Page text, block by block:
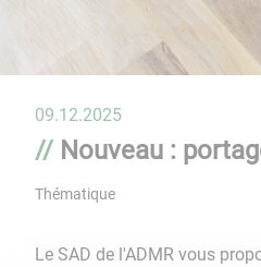
09.12.2025
Nouveau :
Thématique
Le SAD de l'ADMR vous